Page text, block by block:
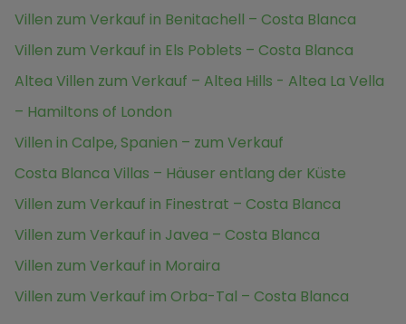
Villen zum Verkauf in Benitachell – Costa Blanca
Villen zum Verkauf in Els Poblets – Costa Blanca
Altea Villen zum Verkauf – Altea Hills - Altea La Vella
– Hamiltons of London
Villen in Calpe, Spanien – zum Verkauf
Costa Blanca Villas – Häuser entlang der Küste
Villen zum Verkauf in Finestrat – Costa Blanca
Villen zum Verkauf in Javea – Costa Blanca
Villen zum Verkauf in Moraira
Villen zum Verkauf im Orba-Tal – Costa Blanca